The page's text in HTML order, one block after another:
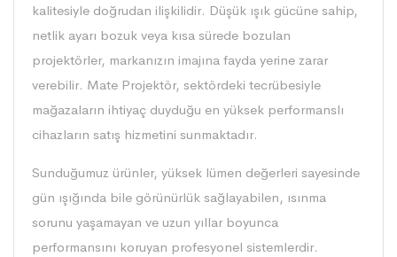
kalitesiyle doğrudan ilişkilidir. Düşük ışık gücüne sahip,
netlik ayarı bozuk veya kısa sürede bozulan
projektörler, markanızın imajına fayda yerine zarar
verebilir. Mate Projektör, sektördeki tecrübesiyle
mağazaların ihtiyaç duyduğu en yüksek performanslı
cihazların satış hizmetini sunmaktadır.
Sunduğumuz ürünler, yüksek lümen değerleri sayesinde
gün ışığında bile görünürlük sağlayabilen, ısınma
sorunu yaşamayan ve uzun yıllar boyunca
performansını koruyan profesyonel sistemlerdir.